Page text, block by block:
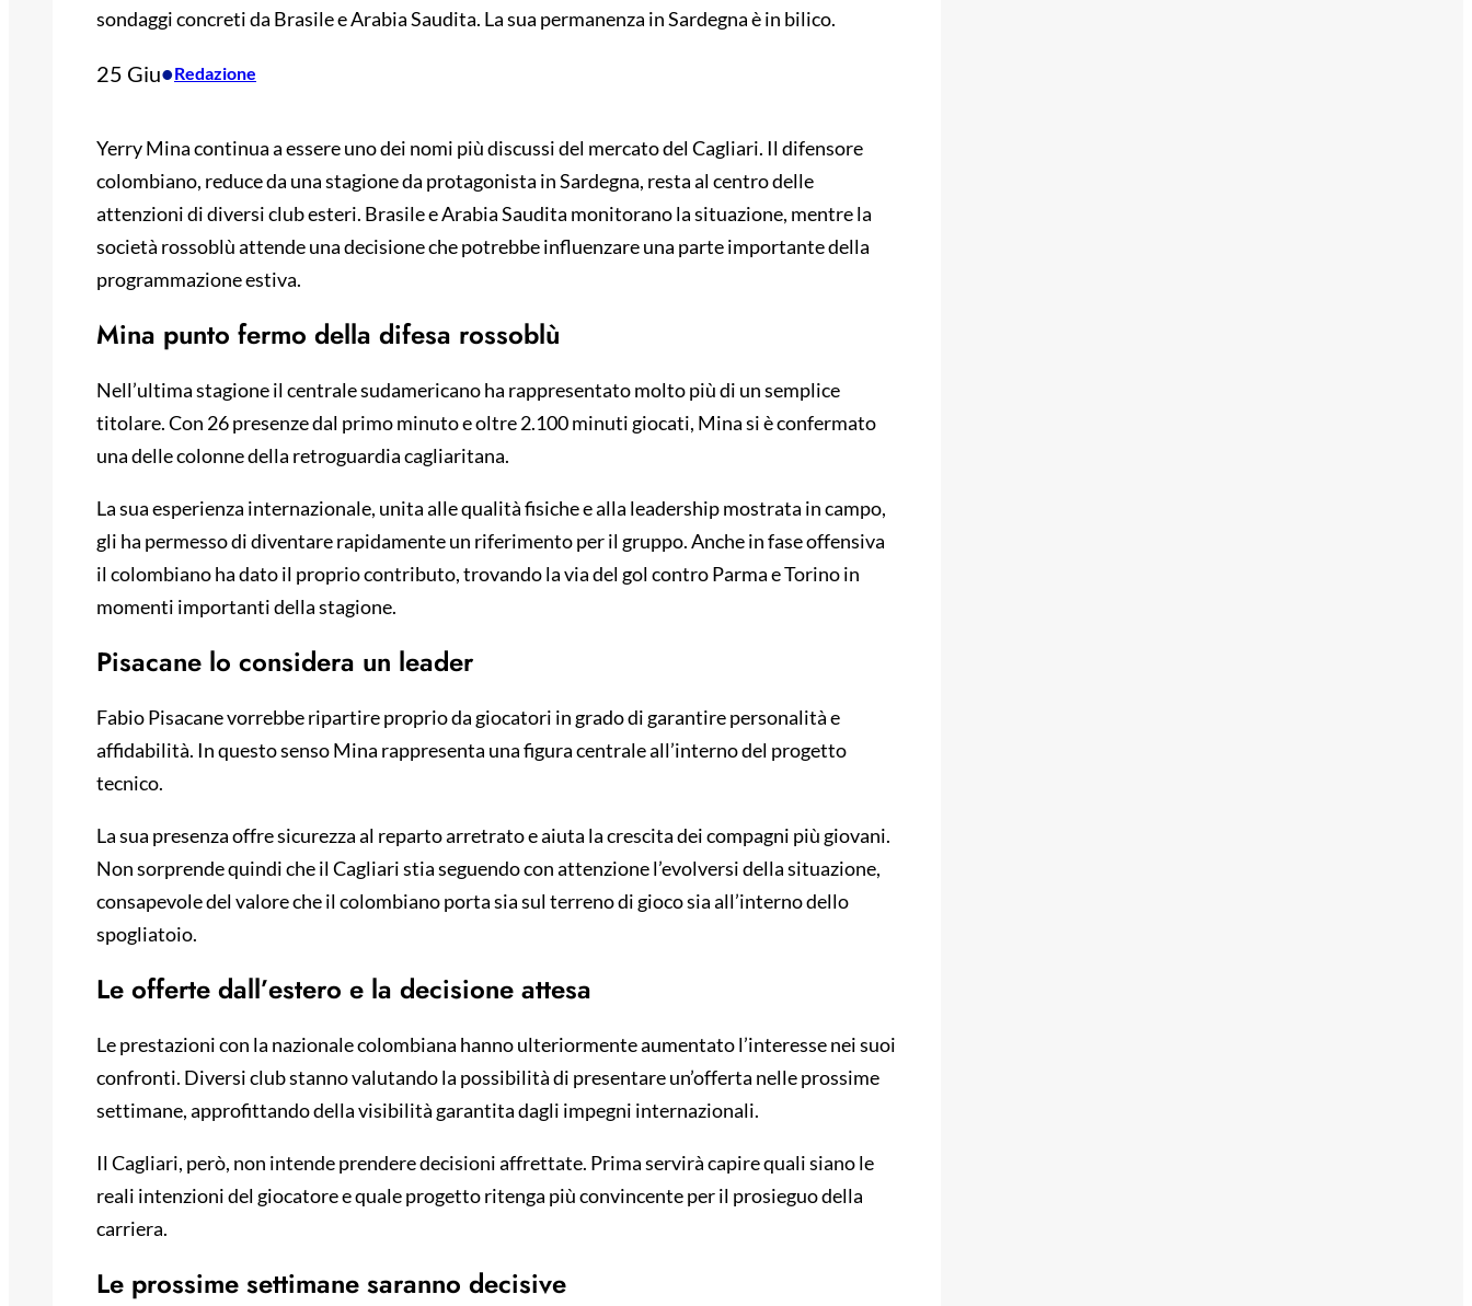
sondaggi concreti da Brasile e Arabia Saudita. La sua permanenza in Sardegna è in bilico.
25 Giu•Redazione
Yerry Mina continua a essere uno dei nomi più discussi del mercato del Cagliari. Il difensore
colombiano, reduce da una stagione da protagonista in Sardegna, resta al centro delle
attenzioni di diversi club esteri. Brasile e Arabia Saudita monitorano la situazione, mentre la
società rossoblù attende una decisione che potrebbe influenzare una parte importante della
programmazione estiva.
Mina punto fermo della difesa rossoblù
Nell’ultima stagione il centrale sudamericano ha rappresentato molto più di un semplice
titolare. Con 26 presenze dal primo minuto e oltre 2.100 minuti giocati, Mina si è confermato
una delle colonne della retroguardia cagliaritana.
La sua esperienza internazionale, unita alle qualità fisiche e alla leadership mostrata in campo,
gli ha permesso di diventare rapidamente un riferimento per il gruppo. Anche in fase offensiva
il colombiano ha dato il proprio contributo, trovando la via del gol contro Parma e Torino in
momenti importanti della stagione.
Pisacane lo considera un leader
Fabio Pisacane vorrebbe ripartire proprio da giocatori in grado di garantire personalità e
affidabilità. In questo senso Mina rappresenta una figura centrale all’interno del progetto
tecnico.
La sua presenza offre sicurezza al reparto arretrato e aiuta la crescita dei compagni più giovani.
Non sorprende quindi che il Cagliari stia seguendo con attenzione l’evolversi della situazione,
consapevole del valore che il colombiano porta sia sul terreno di gioco sia all’interno dello
spogliatoio.
Le offerte dall’estero e la decisione attesa
Le prestazioni con la nazionale colombiana hanno ulteriormente aumentato l’interesse nei suoi
confronti. Diversi club stanno valutando la possibilità di presentare un’offerta nelle prossime
settimane, approfittando della visibilità garantita dagli impegni internazionali.
Il Cagliari, però, non intende prendere decisioni affrettate. Prima servirà capire quali siano le
reali intenzioni del giocatore e quale progetto ritenga più convincente per il prosieguo della
carriera.
Le prossime settimane saranno decisive